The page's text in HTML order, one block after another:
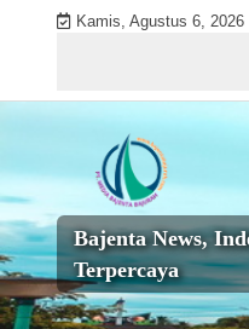
Kamis, Agustus 6, 2026
Bajenta News,
Terpercaya